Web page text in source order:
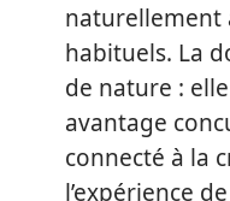
naturellement
habituels. La
de nature :
avantage
connecté à la
l’expérience